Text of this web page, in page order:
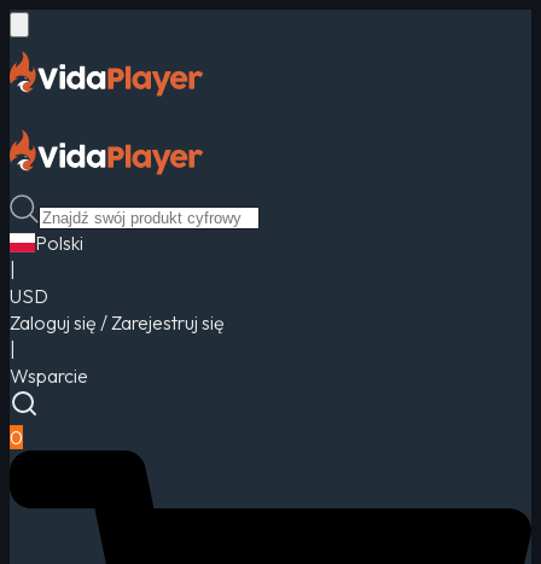
Polski
USD
Zaloguj się / Zarejestruj się
Wsparcie
0